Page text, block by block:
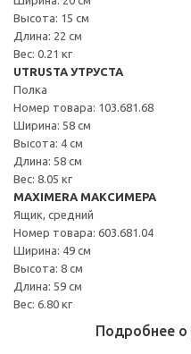
Высота: 15 см
Длина: 22 см
Вес: 0.21 кг
UTRUSTA УТРУСТА
Полка
Номер товара: 103.681.68
Ширина: 58 см
Высота: 4 см
Длина: 58 см
Вес: 8.05 кг
MAXIMERA МАКСИМЕРА
Ящик, средний
Номер товара: 603.681.04
Ширина: 49 см
Высота: 8 см
Длина: 59 см
Вес: 6.80 кг
Подробнее о